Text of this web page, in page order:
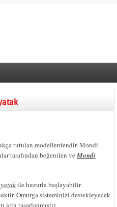
tutulan modellerdendir. Mondi
tarafından beğenilen veMondi
ile huzurla başlayabilir.
Omurga sisteminizi destekleyecek
için tasarlanmıştır.